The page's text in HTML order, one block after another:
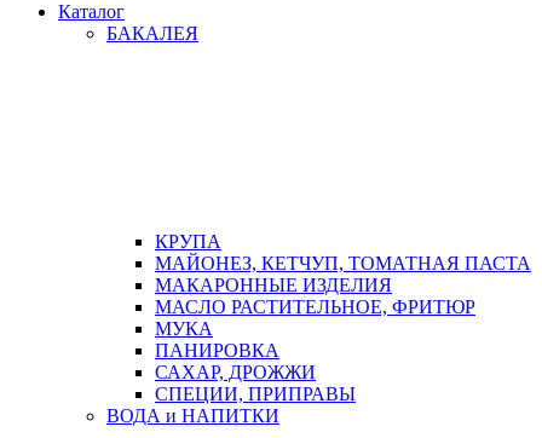
Каталог
БАКАЛЕЯ
КРУПА
МАЙОНЕЗ, КЕТЧУП, ТОМАТНАЯ ПАСТА
МАКАРОННЫЕ ИЗДЕЛИЯ
МАСЛО РАСТИТЕЛЬНОЕ, ФРИТЮР
МУКА
ПАНИРОВКА
САХАР, ДРОЖЖИ
СПЕЦИИ, ПРИПРАВЫ
ВОДА и НАПИТКИ